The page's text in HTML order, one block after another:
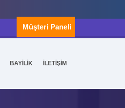
Müşteri Paneli
BAYİLİK İLETİŞİM